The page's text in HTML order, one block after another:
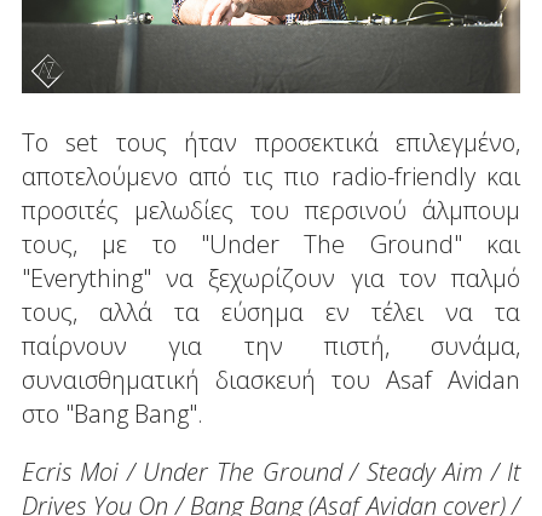
Το set τους ήταν προσεκτικά επιλεγμένο,
αποτελούμενο από τις πιο radio-friendly και
προσιτές μελωδίες του περσινού άλμπουμ
τους, με το "Under The Ground" και
"Everything" να ξεχωρίζουν για τον παλμό
τους, αλλά τα εύσημα εν τέλει να τα
παίρνουν για την πιστή, συνάμα,
συναισθηματική διασκευή του Asaf Avidan
στο "Bang Bang".
Ecris Moi / Under The Ground / Steady Aim / It
Drives You On / Bang Bang (Asaf Avidan cover) /